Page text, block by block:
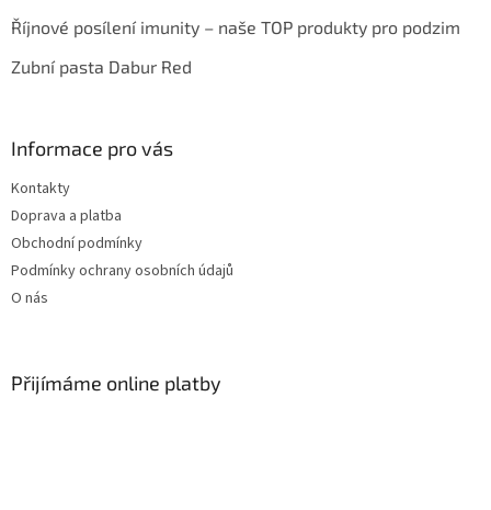
Říjnové posílení imunity – naše TOP produkty pro podzim
Zubní pasta Dabur Red
Informace pro vás
Kontakty
Doprava a platba
Obchodní podmínky
Podmínky ochrany osobních údajů
O nás
Přijímáme online platby